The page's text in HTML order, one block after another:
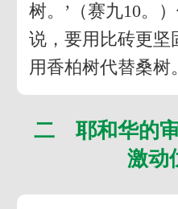
树。’（赛九10。
说，要用比砖更坚
用香柏树代替桑树。
二 耶和华的
激动